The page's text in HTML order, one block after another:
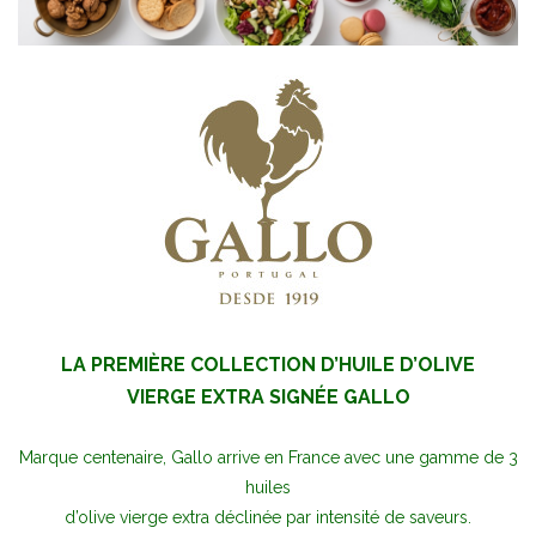
LA PREMIÈRE COLLECTION D’HUILE D’OLIVE
VIERGE EXTRA SIGNÉE GALLO
Marque centenaire, Gallo arrive en France avec une gamme de 3
huiles
d’olive vierge extra déclinée par intensité de saveurs.